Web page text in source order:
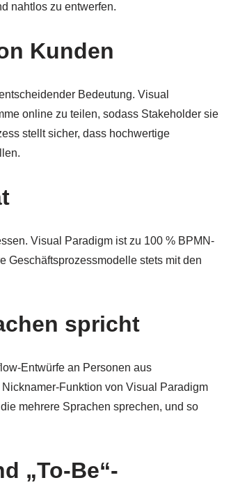
nahtlos zu entwerfen.
Kunden
Bedeutung. Visual
online zu teilen, sodass Stakeholder sie
stellt sicher, dass hochwertige
Visual Paradigm ist zu 100 % BPMN-
Geschäftsprozessmodelle stets mit den
spricht
Entwürfe an Personen aus
Funktion von Visual Paradigm
mehrere Sprachen sprechen, und so
„To-Be“-